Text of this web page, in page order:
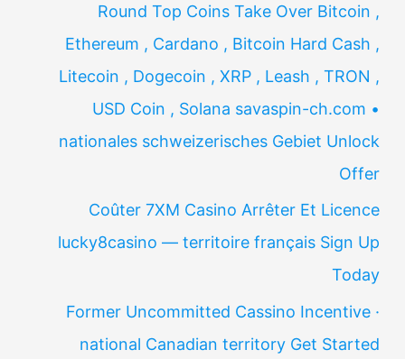
Round Top Coins Take Over Bitcoin ,
Ethereum , Cardano , Bitcoin Hard Cash ,
Litecoin , Dogecoin , XRP , Leash , TRON ,
USD Coin , Solana savaspin-ch.com •
nationales schweizerisches Gebiet Unlock
Offer
Coûter 7XM Casino Arrêter Et Licence
lucky8casino — territoire français Sign Up
Today
Former Uncommitted Cassino Incentive ·
national Canadian territory Get Started